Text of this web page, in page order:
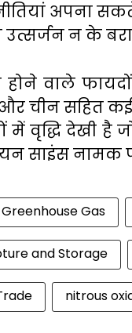
अपना
न के
होने वाले
चीन सहित कई
में वृद्धि देखी
साइंस नामक
Greenhouse Gas
and Storage
nitrous